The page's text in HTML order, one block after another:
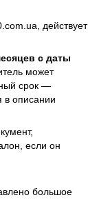
действует
с даты
может
срок —
в описании
если он
большое